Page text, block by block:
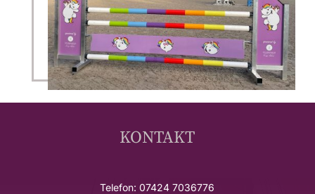
KONTAKT
Telefon: 07424 7036776